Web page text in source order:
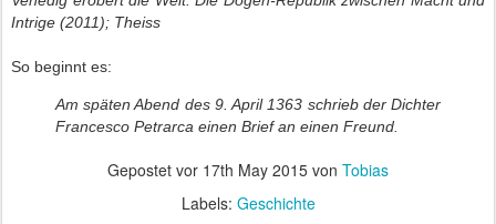
Intrige (2011); Theiss
So beginnt es:
Am späten Abend des 9. April 1363 schrieb der Dichter
Francesco Petrarca einen Brief an einen Freund.
Gepostet vor 17th May 2015 von Tobias
Labels: Geschichte